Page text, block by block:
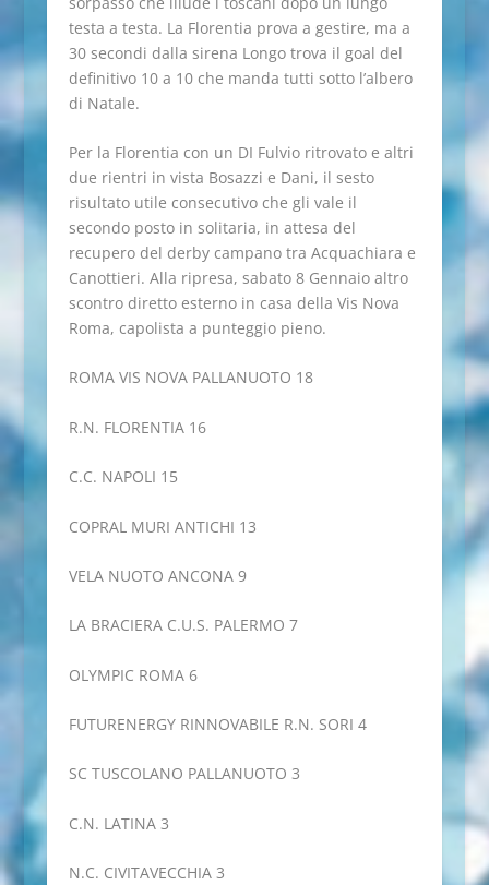
testa a testa. La Florentia prova a gestire, ma a
30 secondi dalla sirena Longo trova il goal del
definitivo 10 a 10 che manda tutti sotto l’albero
di Natale.
Per la Florentia con un DI Fulvio ritrovato e altri
due rientri in vista Bosazzi e Dani, il sesto
risultato utile consecutivo che gli vale il
secondo posto in solitaria, in attesa del
recupero del derby campano tra Acquachiara e
Canottieri. Alla ripresa, sabato 8 Gennaio altro
scontro diretto esterno in casa della Vis Nova
Roma, capolista a punteggio pieno.
ROMA VIS NOVA PALLANUOTO 18
R.N. FLORENTIA 16
C.C. NAPOLI 15
COPRAL MURI ANTICHI 13
VELA NUOTO ANCONA 9
LA BRACIERA C.U.S. PALERMO 7
OLYMPIC ROMA 6
FUTURENERGY RINNOVABILE R.N. SORI 4
SC TUSCOLANO PALLANUOTO 3
C.N. LATINA 3
N.C. CIVITAVECCHIA 3